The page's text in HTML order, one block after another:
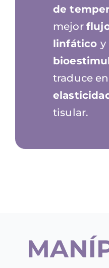
de
mejor
linfático y
traduce en
tisular.